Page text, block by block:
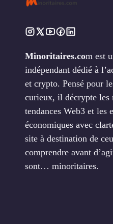
Minoritaires.com est
indépendant dédié à
et crypto. Pensé pour
curieux, il décrypte les
tendances Web3 et les
économiques avec
site à destination de
comprendre avant
sont… minoritaires.